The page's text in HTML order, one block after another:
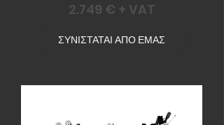
2.749 € + VAT
ΣΥΝΙΣΤΑΤΑΙ ΑΠΟ ΕΜΑΣ